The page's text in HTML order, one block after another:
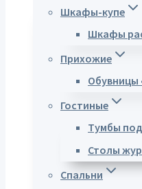
Шкафы-купе
Шкафы
Прихожие
Обувницы
Гостиные
Тумбы
Столы
Спальни